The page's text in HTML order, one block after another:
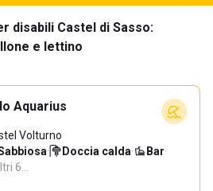
disabili Castel di Sasso:
e lettino
Aquarius
Volturno
· Doccia calda· Bar·
6…